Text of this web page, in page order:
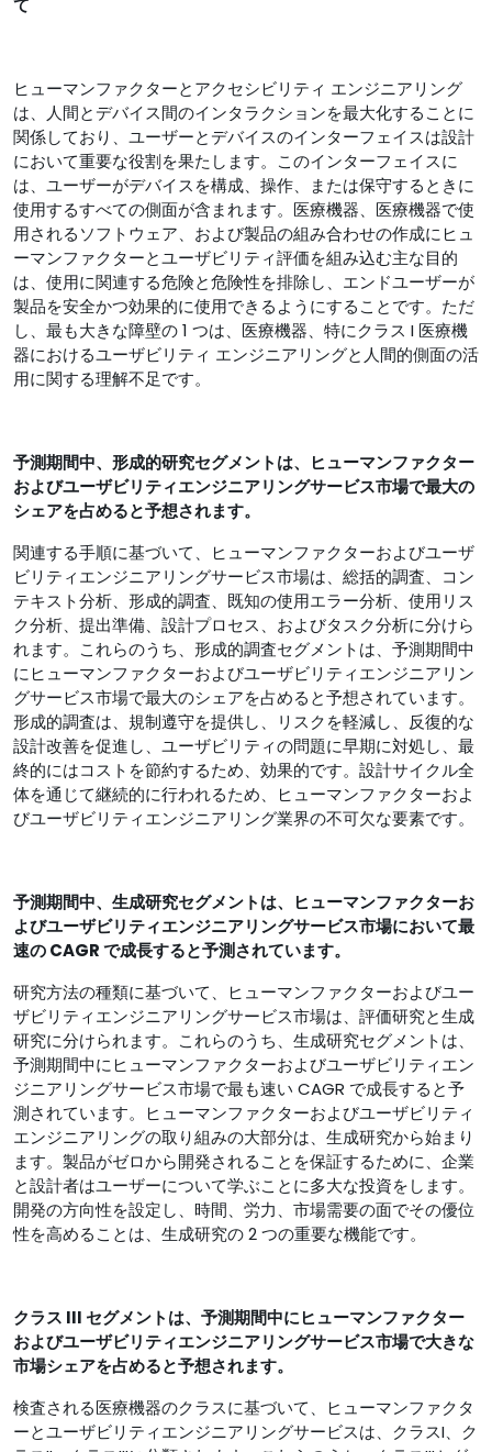
て
ヒューマンファクターとアクセシビリティ エンジニアリング
は、人間とデバイス間のインタラクションを最大化することに
関係しており、ユーザーとデバイスのインターフェイスは設計
において重要な役割を果たします。このインターフェイスに
は、ユーザーがデバイスを構成、操作、または保守するときに
使用するすべての側面が含まれます。医療機器、医療機器で使
用されるソフトウェア、および製品の組み合わせの作成にヒュ
ーマンファクターとユーザビリティ評価を組み込む主な目的
は、使用に関連する危険と危険性を排除し、エンドユーザーが
製品を安全かつ効果的に使用できるようにすることです。ただ
し、最も大きな障壁の 1 つは、医療機器、特にクラス I 医療機
器におけるユーザビリティ エンジニアリングと人間的側面の活
用に関する理解不足です。
予測期間中、形成的研究セグメントは、ヒューマンファクター
およびユーザビリティエンジニアリングサービス市場で最大の
シェアを占めると予想されます。
関連する手順に基づいて、ヒューマンファクターおよびユーザ
ビリティエンジニアリングサービス市場は、総括的調査、コン
テキスト分析、形成的調査、既知の使用エラー分析、使用リス
ク分析、提出準備、設計プロセス、およびタスク分析に分けら
れます。これらのうち、形成的調査セグメントは、予測期間中
にヒューマンファクターおよびユーザビリティエンジニアリン
グサービス市場で最大のシェアを占めると予想されています。
形成的調査は、規制遵守を提供し、リスクを軽減し、反復的な
設計改善を促進し、ユーザビリティの問題に早期に対処し、最
終的にはコストを節約するため、効果的です。設計サイクル全
体を通じて継続的に行われるため、ヒューマンファクターおよ
びユーザビリティエンジニアリング業界の不可欠な要素です。
予測期間中、生成研究セグメントは、ヒューマンファクターお
よびユーザビリティエンジニアリングサービス市場において最
速の CAGR で成長すると予測されています。
研究方法の種類に基づいて、ヒューマンファクターおよびユー
ザビリティエンジニアリングサービス市場は、評価研究と生成
研究に分けられます。これらのうち、生成研究セグメントは、
予測期間中にヒューマンファクターおよびユーザビリティエン
ジニアリングサービス市場で最も速い CAGR で成長すると予
測されています。ヒューマンファクターおよびユーザビリティ
エンジニアリングの取り組みの大部分は、生成研究から始まり
ます。製品がゼロから開発されることを保証するために、企業
と設計者はユーザーについて学ぶことに多大な投資をします。
開発の方向性を設定し、時間、労力、市場需要の面でその優位
性を高めることは、生成研究の 2 つの重要な機能です。
クラス III セグメントは、予測期間中にヒューマンファクター
およびユーザビリティエンジニアリングサービス市場で大きな
市場シェアを占めると予想されます。
検査される医療機器のクラスに基づいて、ヒューマンファクタ
ーとユーザビリティエンジニアリングサービスは、クラスI、ク